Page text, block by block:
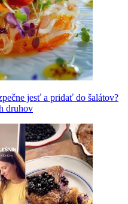
jesť a pridať do šalátov?
druhov